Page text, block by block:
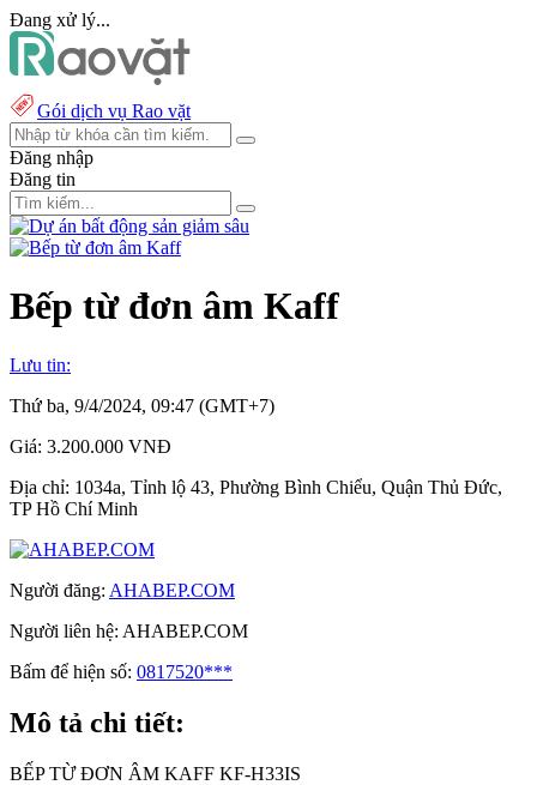
Đang xử lý...
Gói dịch vụ Rao vặt
Đăng nhập
Đăng tin
Bếp từ đơn âm Kaff
Lưu tin:
Thứ ba, 9/4/2024, 09:47 (GMT+7)
Giá: 3.200.000 VNĐ
Địa chỉ: 1034a, Tỉnh lộ 43, Phường Bình Chiểu, Quận Thủ Đức,
TP Hồ Chí Minh
Người đăng: AHABEP.COM
Người liên hệ: AHABEP.COM
Bấm để hiện số: 0817520***
Mô tả chi tiết:
BẾP TỪ ĐƠN ÂM KAFF KF-H33IS